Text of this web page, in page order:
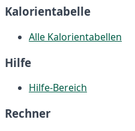
Kalorientabelle
Alle Kalorientabellen
Hilfe
Hilfe-Bereich
Rechner